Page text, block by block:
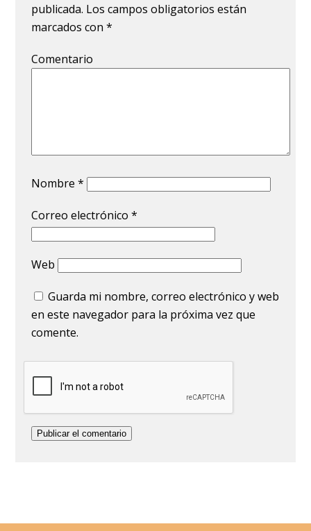
publicada. Los campos obligatorios están
marcados con*
Comentario
Nombre*
Correo electrónico*
Web
Guarda mi nombre, correo electrónico y web
en este navegador para la próxima vez que
comente.